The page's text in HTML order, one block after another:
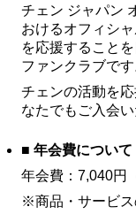
チェン ジャパン
おけるオフィシ
を応援すること
ファンクラブです
チェンの活動を
なたでもご入会い
■ 年会費について
年会費：7,040円
※商品・サービス